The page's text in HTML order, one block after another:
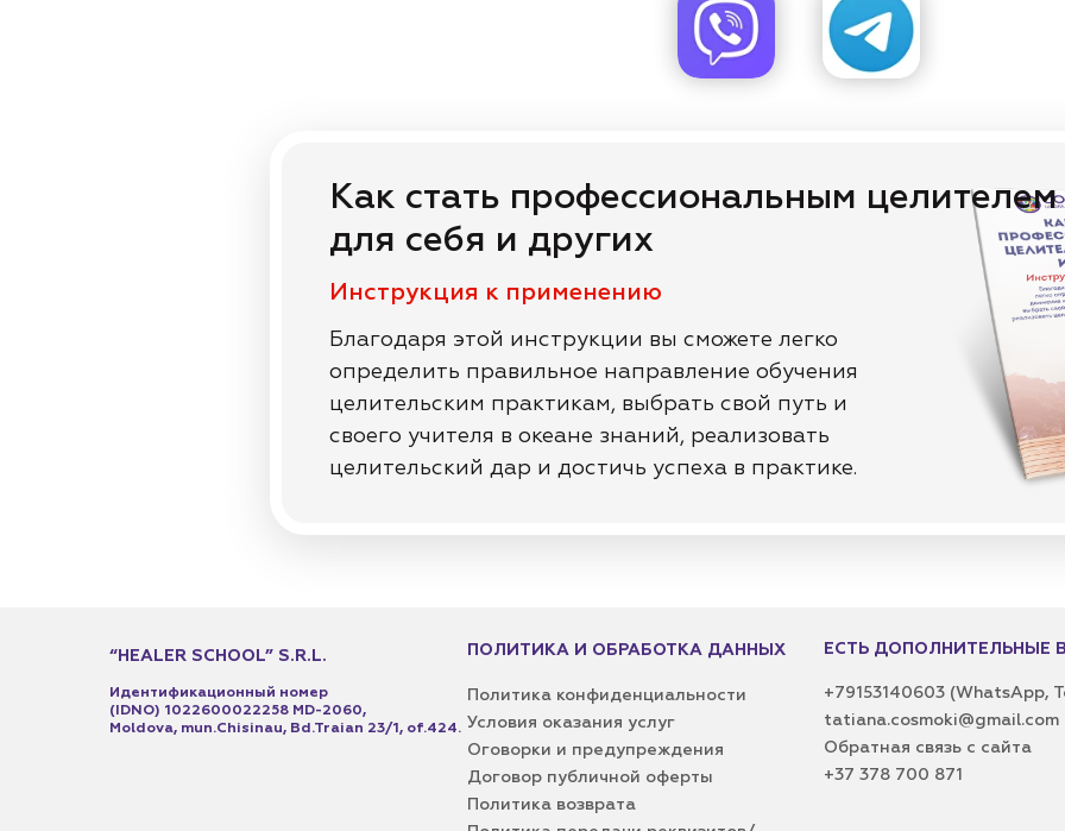
Как стать профессиональным целителем
для себя и других
Инструкция к применению
Благодаря этой инструкции вы сможете легко
определить правильное направление обучения
целительским практикам, выбрать свой путь и
своего учителя в океане знаний, реализовать
целительский дар и достичь успеха в практике.
Идентификационный номер
(IDNO) 1022600022258 MD-2060,
Moldova, mun.Chisinau, Bd.Traian 23/1, of.424​.
ПОЛИТИКА И ОБРАБОТКА ДАННЫХ
Политика конфиденциальности
Условия оказания услуг
Оговорки и предупреждения
Договор публичной оферты
Политика возврата
“HEALER SCHOOL” S.R.L. ЕСТЬ ДОПОЛНИТЕЛЬНЫЕ
+79153140603 (WhatsApp,
tatiana.cosmoki@gmail.com
Обратная связь с сайта
+37 378 700 871